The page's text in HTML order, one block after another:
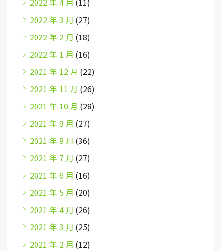
2022 年 4 月 (11)
2022 年 3 月 (27)
2022 年 2 月 (18)
2022 年 1 月 (16)
2021 年 12 月 (22)
2021 年 11 月 (26)
2021 年 10 月 (28)
2021 年 9 月 (27)
2021 年 8 月 (36)
2021 年 7 月 (27)
2021 年 6 月 (16)
2021 年 5 月 (20)
2021 年 4 月 (26)
2021 年 3 月 (25)
2021 年 2 月 (12)